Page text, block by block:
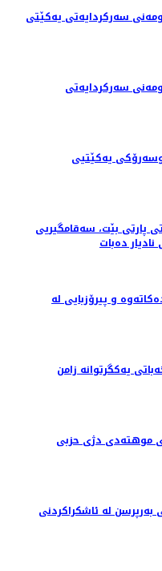
سەرکردایەتی یەکێتی
سەرکردایەتی
یەكێتیی
پارتی بێت، سه‌قامگیریی
ده‌بات
و پیرۆزبایی لە
یه‌کگرتوانه‌ زامن
موهتەدی دژی حزبی
لە ئاشکراکردنی